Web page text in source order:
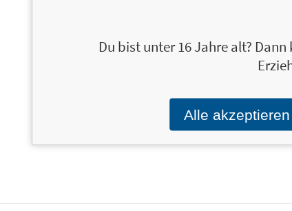
Du bist unter 16 Jahre alt?
Alle akzeptieren